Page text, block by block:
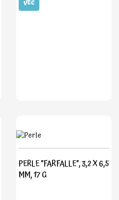
VEČ
PERLE "FARFALLE", 3,2 X 6,5
MM, 17 G